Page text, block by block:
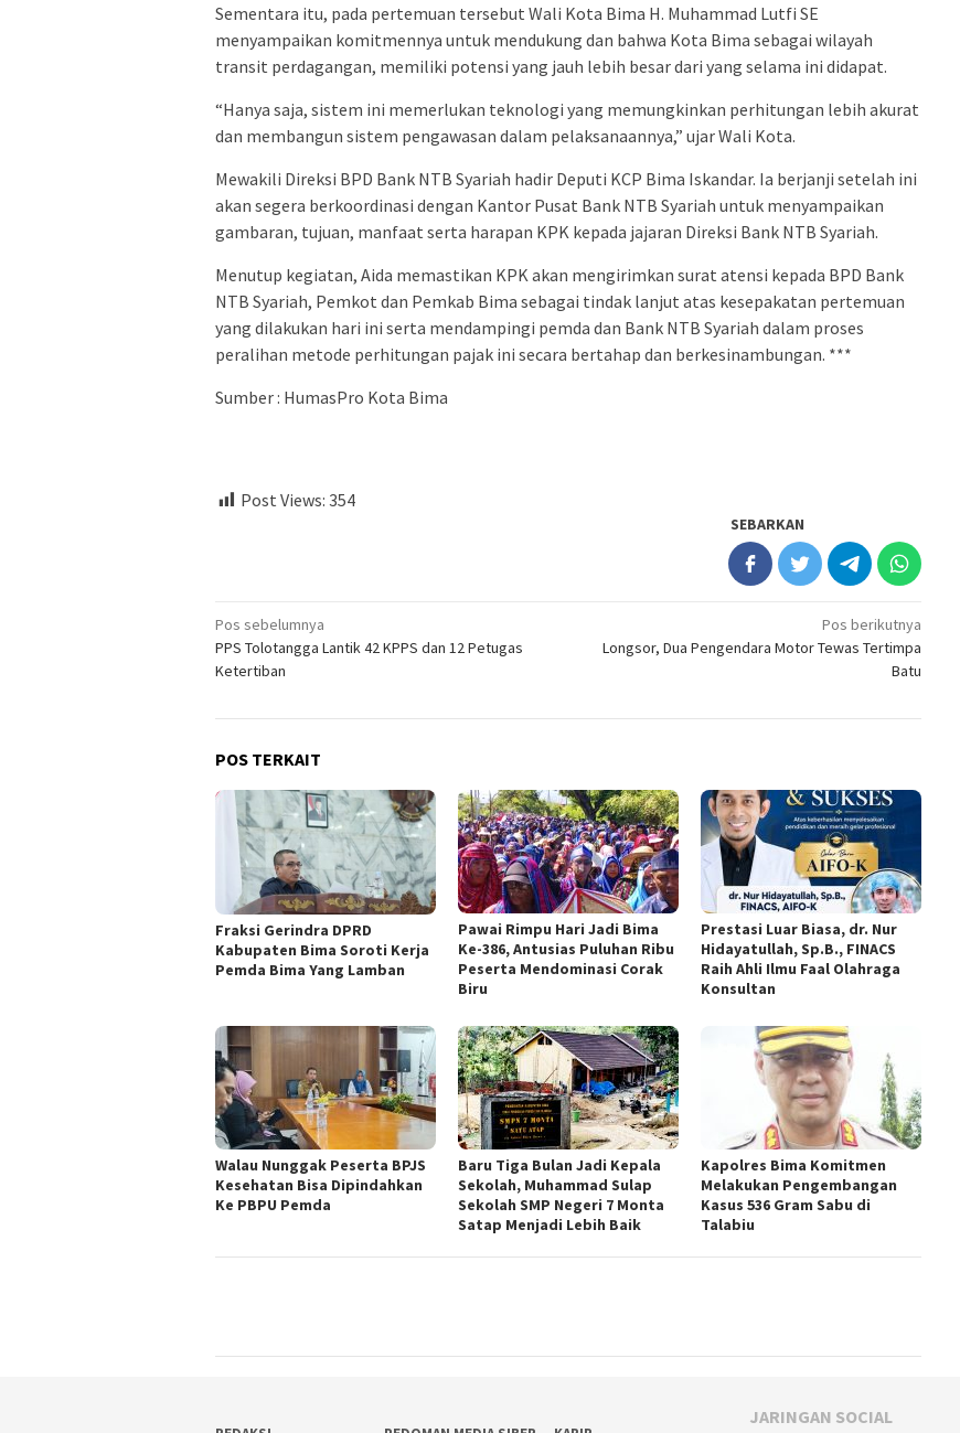
Sementara itu, pada pertemuan tersebut Wali Kota Bima H. Muhammad Lutfi SE
menyampaikan komitmennya untuk mendukung dan bahwa Kota Bima sebagai wilayah
transit perdagangan, memiliki potensi yang jauh lebih besar dari yang selama ini didapat.
“Hanya saja, sistem ini memerlukan teknologi yang memungkinkan perhitungan lebih akurat
dan membangun sistem pengawasan dalam pelaksanaannya,” ujar Wali Kota.
Mewakili Direksi BPD Bank NTB Syariah hadir Deputi KCP Bima Iskandar. Ia berjanji setelah ini
akan segera berkoordinasi dengan Kantor Pusat Bank NTB Syariah untuk menyampaikan
gambaran, tujuan, manfaat serta harapan KPK kepada jajaran Direksi Bank NTB Syariah.
Menutup kegiatan, Aida memastikan KPK akan mengirimkan surat atensi kepada BPD Bank
NTB Syariah, Pemkot dan Pemkab Bima sebagai tindak lanjut atas kesepakatan pertemuan
yang dilakukan hari ini serta mendampingi pemda dan Bank NTB Syariah dalam proses
peralihan metode perhitungan pajak ini secara bertahap dan berkesinambungan. ***
Sumber : HumasPro Kota Bima
Post Views: 354
SEBARKAN
Navigasi
pos
Pos sebelumnya
PPS Tolotangga Lantik 42 KPPS dan 12 Petugas
Ketertiban
Pos berikutnya
Longsor, Dua Pengendara Motor Tewas Tertimpa
Batu
POS TERKAIT
Fraksi Gerindra DPRD
Kabupaten Bima Soroti Kerja
Pemda Bima Yang Lamban
Pawai Rimpu Hari Jadi Bima
Ke-386, Antusias Puluhan Ribu
Peserta Mendominasi Corak
Biru
Prestasi Luar Biasa, dr. Nur
Hidayatullah, Sp.B., FINACS
Raih Ahli Ilmu Faal Olahraga
Konsultan
Walau Nunggak Peserta BPJS
Kesehatan Bisa Dipindahkan
Ke PBPU Pemda
Baru Tiga Bulan Jadi Kepala
Sekolah, Muhammad Sulap
Sekolah SMP Negeri 7 Monta
Satap Menjadi Lebih Baik
Kapolres Bima Komitmen
Melakukan Pengembangan
Kasus 536 Gram Sabu di
Talabiu ‎
JARINGAN SOCIAL